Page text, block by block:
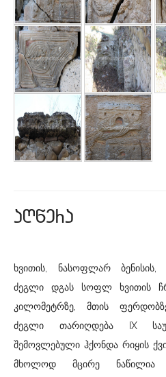
aRwera
ხვითის, ნასოფლარ ბენისის,
ძეგლი დგას სოფლ ხვითის
კილომეტრზე, მთის
ძეგლი თარიღდება IX
შემოვლებული ჰქონდა რიყის
მხოლოდ მცირე ნაწილია